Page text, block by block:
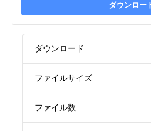
ダウンロー
ダウンロード
ファイルサイズ
ファイル数